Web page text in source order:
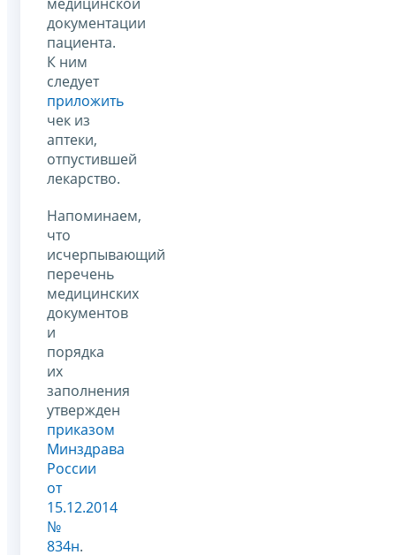
документации
пациента.
К ним
следует
приложить
чек из
аптеки,
отпустившей
лекарство.
Напоминаем,
что
исчерпывающий
перечень
медицинских
документов
и
порядка
их
заполнения
утвержден
приказом
Минздрава
России
от
15.12.2014
№
834н.